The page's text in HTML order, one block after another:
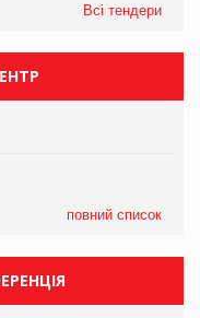
Всі тендери
повний список